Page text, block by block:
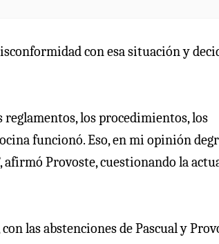
con esa situación y
reglamentos, los procedimientos, los
funcionó. Eso, en mi opinión
Provoste, cuestionando la
las abstenciones de Pascual y